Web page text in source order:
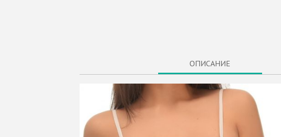
ОПИСАНИЕ